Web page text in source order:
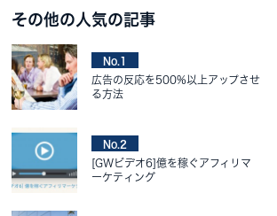
その他の人気の記事
No.1
広告の反応を500%以上アップさせ
る方法
No.2
[GWビデオ6]億を稼ぐアフィリマ
ーケティング